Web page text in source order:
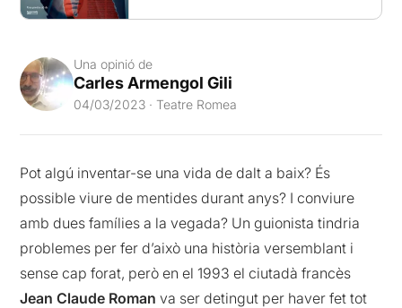
Una opinió de
Carles Armengol Gili
04/03/2023 · Teatre Romea
Pot algú inventar-se una vida de dalt a baix? És
possible viure de mentides durant anys? I conviure
amb dues famílies a la vegada? Un guionista tindria
problemes per fer d’això una història versemblant i
sense cap forat, però en el 1993 el ciutadà francès
Jean Claude Roman va ser detingut per haver fet tot